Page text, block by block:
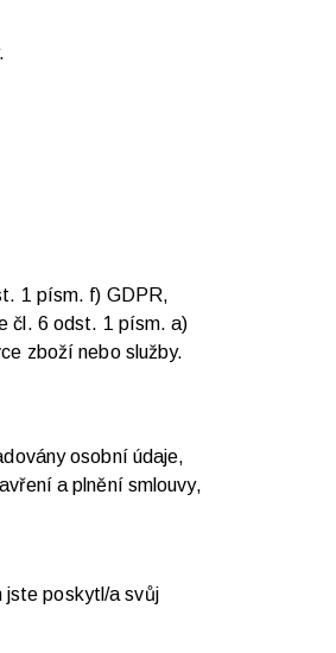
1 písm. f) GDPR,
čl. 6 odst. 1 písm. a)
zboží nebo služby.
osobní údaje,
a plnění smlouvy,
jste poskytl/a svůj